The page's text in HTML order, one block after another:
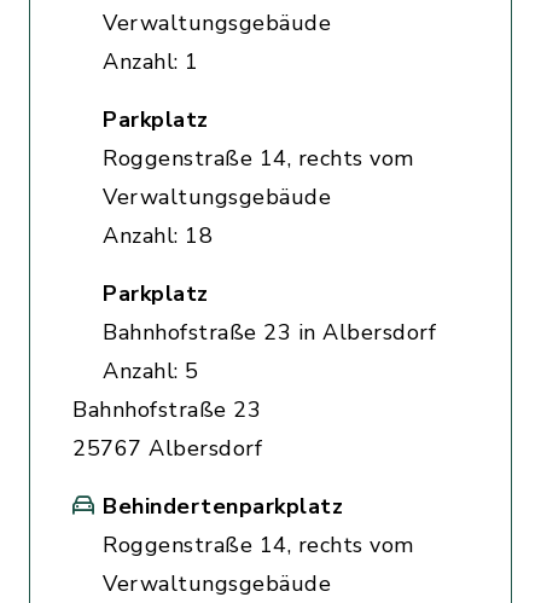
Verwaltungsgebäude
Anzahl: 1
Parkplatz
Roggenstraße 14, rechts vom
Verwaltungsgebäude
Anzahl: 18
Parkplatz
Bahnhofstraße 23 in Albersdorf
Anzahl: 5
Bahnhofstraße 23
25767 Albersdorf
Behindertenparkplatz
Roggenstraße 14, rechts vom
Verwaltungsgebäude